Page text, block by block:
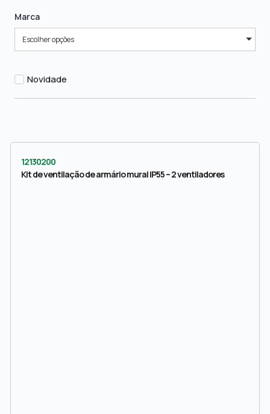
Marca
Escolher opções
Novidade
12130200
Kit de ventilação de armário mural IP55 – 2 ventiladores